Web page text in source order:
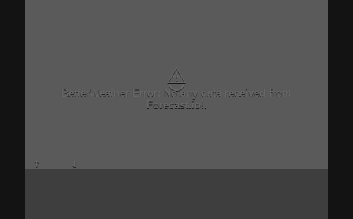
⚠
BetterWeather Error: No any data received from
Forecast.io!.